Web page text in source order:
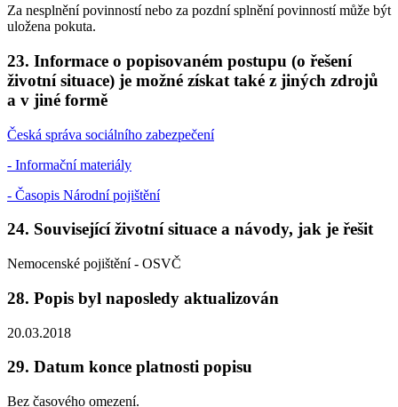
Za nesplnění povinností nebo za pozdní splnění povinností může být
uložena pokuta.
23. Informace o popisovaném postupu (o řešení
životní situace) je možné získat také z jiných zdrojů
a v jiné formě
Česká správa sociálního zabezpečení
- Informační materiály
- Časopis Národní pojištění
24. Související životní situace a návody, jak je řešit
Nemocenské pojištění - OSVČ
28. Popis byl naposledy aktualizován
20.03.2018
29. Datum konce platnosti popisu
Bez časového omezení.